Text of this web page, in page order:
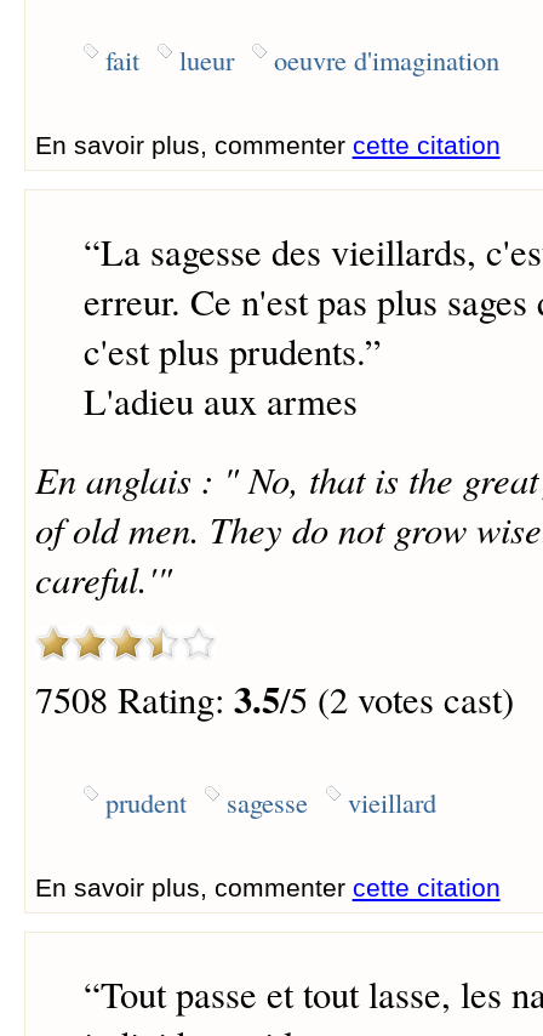
fait lueur oeuvre d'imagination
En savoir plus, commenter cette citation
“La sagesse des vieillards,
erreur. Ce n'est pas plus
c'est plus prudents.”
L'adieu aux armes
En anglais : " No, that is the
of old men. They do not grow
careful.'"
7508 Rating: 3.5/5 (2 votes cast)
prudent sagesse vieillard
En savoir plus, commenter cette citation
“Tout passe et tout lasse, les